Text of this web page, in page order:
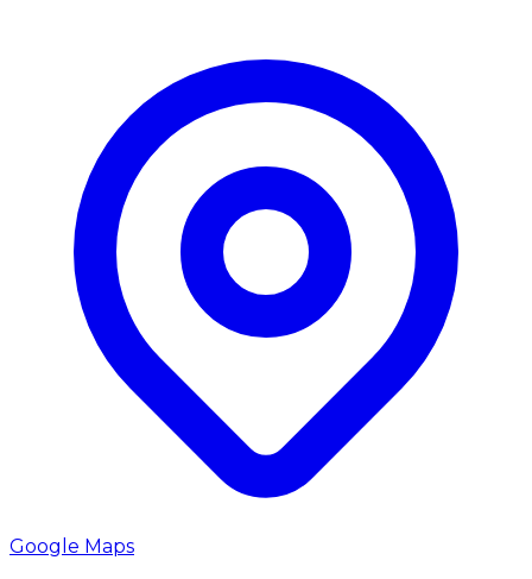
Google Maps